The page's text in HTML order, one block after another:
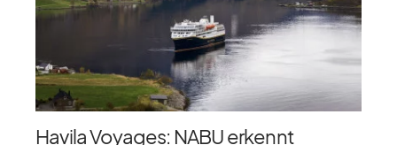
Havila Voyages: NABU erkennt